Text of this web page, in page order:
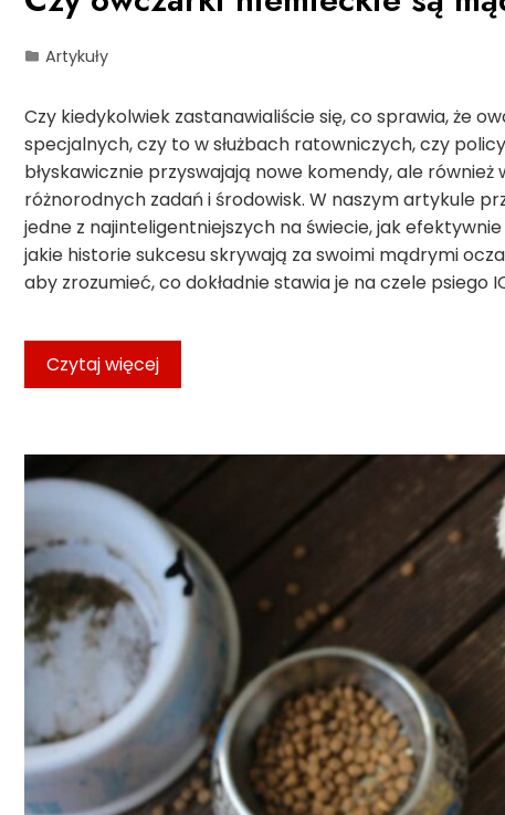
Artykuły
Czy kiedykolwiek zastanawialiście się, co sprawia, że
specjalnych, czy to w służbach ratowniczych, czy
błyskawicznie przyswajają nowe komendy, ale
różnorodnych zadań i środowisk. W naszym artykule
jedne z najinteligentniejszych na świecie, jak
jakie historie sukcesu skrywają za swoimi mądrymi
aby zrozumieć, co dokładnie stawia je na czele psiego
Czytaj więcej